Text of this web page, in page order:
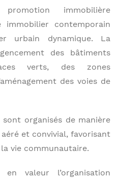
immobilière
immobilier contemporain
urbain dynamique. La
des bâtiments
verts, des zones
des voies de
organisés de manière
et convivial, favorisant
vie communautaire.
en valeur l’organisation